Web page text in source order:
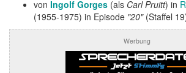
von Ingolf Gorges (als Carl Pruitt) in
(1955-1975) in Episode "20"(Staffel
Werbung